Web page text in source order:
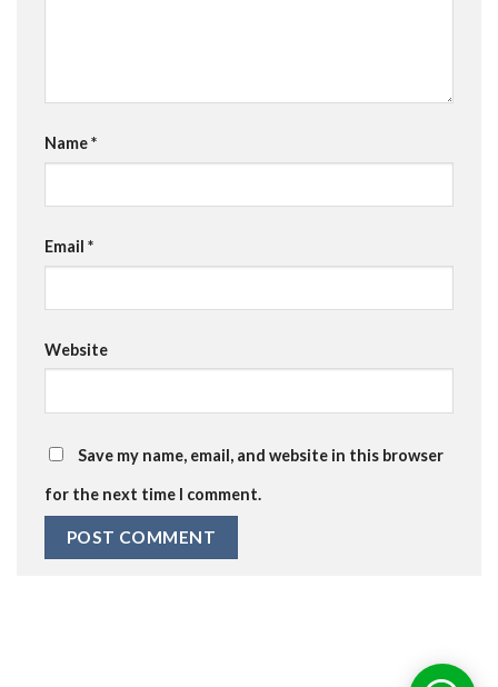
Name*
Email *
Website
Save my name, email, and website in this browser
for the next time I comment.